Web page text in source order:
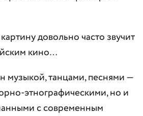
довольно часто звучит
кино…
музыкой, танцами, песнями —
этнографическими, но и
с современным